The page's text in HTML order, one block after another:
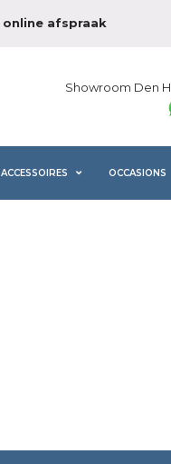
online afspraak
Showroom Den
OCCASIONS